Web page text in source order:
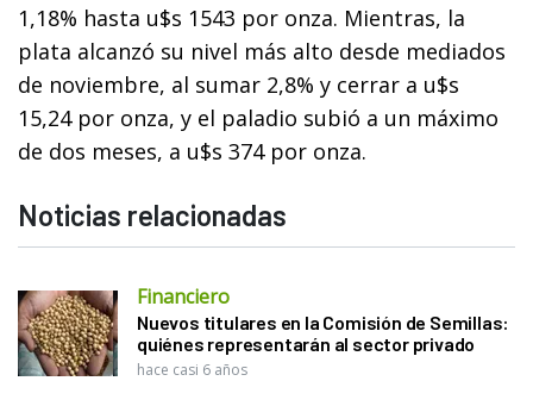
1,18% hasta u$s 1543 por onza. Mientras, la
plata alcanzó su nivel más alto desde mediados
de noviembre, al sumar 2,8% y cerrar a u$s
15,24 por onza, y el paladio subió a un máximo
de dos meses, a u$s 374 por onza.
Noticias relacionadas
Financiero
Nuevos titulares en la Comisión de Semillas:
quiénes representarán al sector privado
hace casi 6 años